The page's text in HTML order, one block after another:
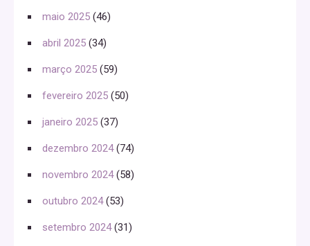
maio 2025 (46)
abril 2025 (34)
março 2025 (59)
fevereiro 2025 (50)
janeiro 2025 (37)
dezembro 2024(74)
novembro 2024(58)
outubro 2024(53)
setembro 2024(31)